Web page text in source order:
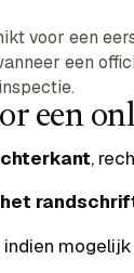
voor een
een
een
,
indien mogelijk